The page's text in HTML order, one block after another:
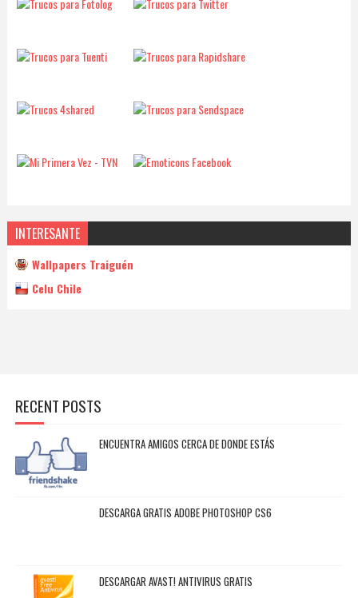
INTERESANTE
Wallpapers Traiguén
Celu Chile
RECENT POSTS
ENCUENTRA AMIGOS CERCA DE DONDE ESTÁS
DESCARGA GRATIS ADOBE PHOTOSHOP CS6
DESCARGAR AVAST! ANTIVIRUS GRATIS